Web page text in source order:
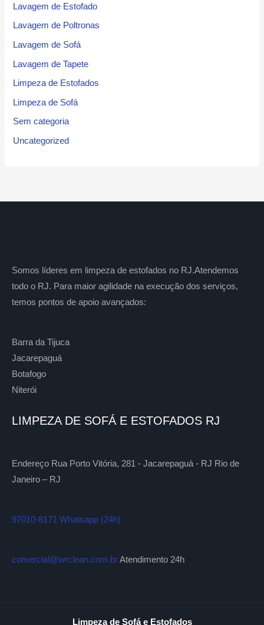
Lavagem de Estofado
Lavagem de Poltronas
Lavagem de Sofá
Lavagem de Tapete
Limpeza de Estofados
Limpeza de Sofá
Sem categoria
Uncategorized
Somos líderes em limpeza de estofados no RJ.Atendemos
todo o RJ. Para maior agilidade na execução dos serviços,
temos pontos de apoio avançados:
Barra da Tijuca
Jacarepaguá
Botafogo
Niterói
LIMPEZA DE SOFÁ E ESTOFADOS RJ
Endereço Rua Porto Vitória, 281 - Jacarepaguá - RJ Rio de
Janeiro – RJ
97010-8171 Whatsapp (24h)
comercial@wrclean.com.brAtendimento 24h
Limpeza de Sofá e Estofados